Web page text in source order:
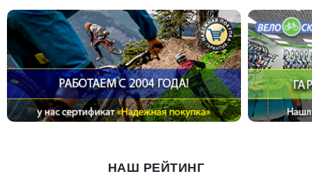
НАШ РЕЙТИНГ